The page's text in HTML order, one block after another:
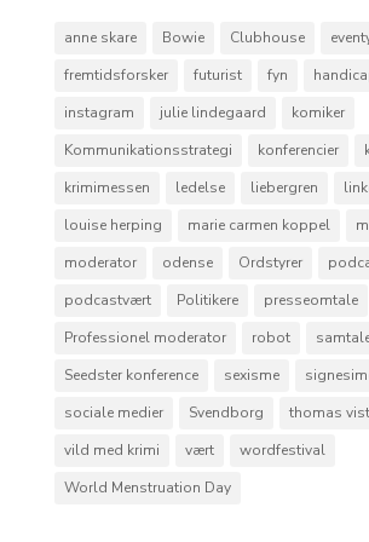
anne skare Bowie Clubhouse
fremtidsforsker
futurist fyn
instagram
julie lindegaard
komiker
Kommunikationsstrategi
konferencier
krimimessen
ledelse liebergren
louise herping
marie carmen koppel
moderator
odense Ordstyrer
podcastvært
Politikere presseomtale
Professionel moderator
robot
Seedster konference
sexisme
sociale medier
Svendborg
thomas
vild med krimi
vært
wordfestival
World Menstruation Day